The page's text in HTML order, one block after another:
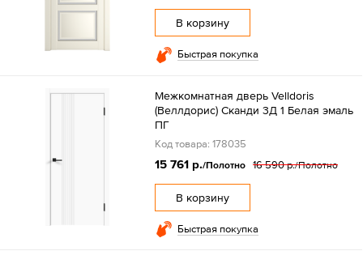
В корзину
Быстрая покупка
Межкомнатная дверь Velldoris
(Веллдорис) Сканди 3Д 1 Белая эмаль
ПГ
Код товара: 178035
15 761 р./Полотно 16 590 р./Полотно
В корзину
Быстрая покупка